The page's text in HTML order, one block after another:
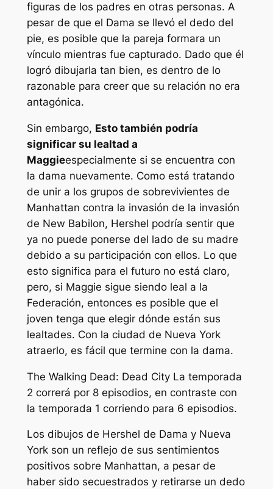
figuras de los padres en otras personas. A
pesar de que el Dama se llevó el dedo del
pie, es posible que la pareja formara un
vínculo mientras fue capturado. Dado que él
logró dibujarla tan bien, es dentro de lo
razonable para creer que su relación no era
antagónica.
Sin embargo, Esto también podría
significar su lealtad a
Maggieespecialmente si se encuentra con
la dama nuevamente. Como está tratando
de unir a los grupos de sobrevivientes de
Manhattan contra la invasión de la invasión
de New Babilon, Hershel podría sentir que
ya no puede ponerse del lado de su madre
debido a su participación con ellos. Lo que
esto significa para el futuro no está claro,
pero, si Maggie sigue siendo leal a la
Federación, entonces es posible que el
joven tenga que elegir dónde están sus
lealtades. Con la ciudad de Nueva York
atraerlo, es fácil que termine con la dama.
The Walking Dead: Dead City La temporada
2 correrá por 8 episodios, en contraste con
la temporada 1 corriendo para 6 episodios.
Los dibujos de Hershel de Dama y Nueva
York son un reflejo de sus sentimientos
positivos sobre Manhattan, a pesar de
haber sido secuestrados y retirarse un dedo